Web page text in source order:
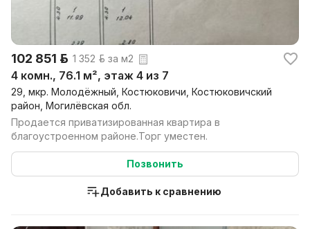
102 851 р. 1 352 р. за м2
4 комн., 76.1 м², этаж 4 из 7
29, мкр. Молодёжный, Костюковичи, Костюковичский
район, Могилёвская обл.
Продается приватизированная квартира в
благоустроенном районе.Торг уместен.
Позвонить
Добавить к сравнению